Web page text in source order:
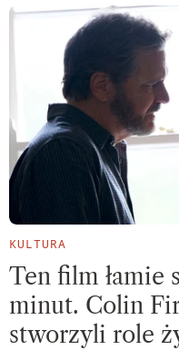
KULTURA
Ten film łamie
minut. Colin
stworzyli role